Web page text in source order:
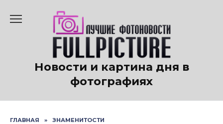
содержанию
Новости и картина дня в
фотографиях
ГЛАВНАЯ » ЗНАМЕНИТОСТИ